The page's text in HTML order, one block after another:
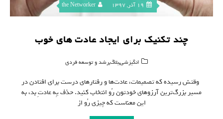
19 آذر, 1397 the Networker
چند تکنیک برای ایجاد عادت های خوب
انگیزشی,بلاگ,رشد و توسعه فردی
وقتش رسیده که تصمیمات، عادت‌ها و رفتارهای درست برای افتادن در
مسیر بزرگ‌ترین آرزوهای خودتون رُو انتخاب کنید. حذف یِه عادتِ بد، به
این معناست که چیزی رُو از